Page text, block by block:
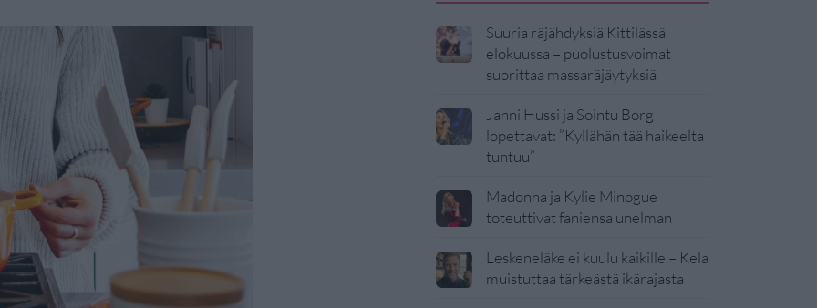
Suuria räjähdyksiä Kittilässä
elokuussa – puolustusvoimat
suorittaa massaräjäytyksiä
Janni Hussi ja Sointu Borg
lopettavat: ”Kyllähän tää haikeelta
tuntuu”
Madonna ja Kylie Minogue
toteuttivat faniensa unelman
Leskeneläke ei kuulu kaikille – Kela
muistuttaa tärkeästä ikärajasta